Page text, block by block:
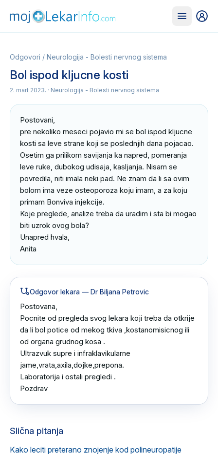
Odgovori / Neurologija - Bolesti nervnog sistema
Bol ispod kljucne kosti
2. mart 2023. · Neurologija - Bolesti nervnog sistema
Postovani,
pre nekoliko meseci pojavio mi se bol ispod kljucne
kosti sa leve strane koji se poslednjih dana pojacao.
Osetim ga prilikom savijanja ka napred, pomeranja
leve ruke, dubokog udisaja, kasljanja. Nisam se
povredila, niti imala neki pad. Ne znam da li sa ovim
bolom ima veze osteoporoza koju imam, a za koju
primam Bonviva injekcije.
Koje preglede, analize treba da uradim i sta bi mogao
biti uzrok ovog bola?
Unapred hvala,
Anita
Odgovor lekara — Dr Biljana Petrovic
Postovana,
Pocnite od pregleda svog lekara koji treba da otkrije
da li bol potice od mekog tkiva ,kostanomisicnog ili
od organa grudnog kosa .
Ultrazvuk supre i infraklavikularne
jame,vrata,axila,dojke,prepona.
Laboratorija i ostali pregledi .
Pozdrav
Slična pitanja
Kako leciti preterano znojenje kod polineuropatije